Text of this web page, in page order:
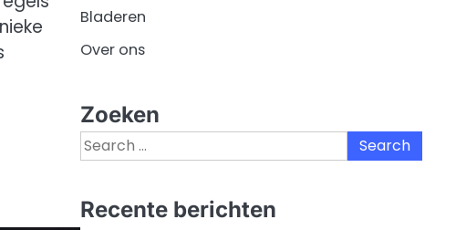
Bladeren
Over ons
Zoeken
Search
for:
Recente berichten